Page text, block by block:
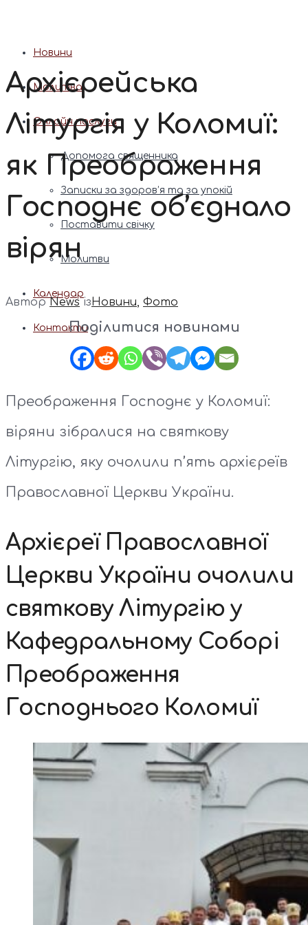
Новини
Молитва
Онлайн послуги
Допомога священника
Записки за здоров’я та за упокій
Поставити свічку
Молитви
Календар
Контакти
Архієрейська
Літургія у Коломиї:
як Преображення
Господнє об’єднало
вірян
АвторNews ізНовини, Фото
Поділитися новинами
Преображення Господнє у Коломиї:
віряни зібралися на святкову
Літургію, яку очолили п’ять архієреїв
Православної Церкви України.
Архієреї Православної
Церкви України очолили
святкову Літургію у
Кафедральному Соборі
Преображення
Господнього Коломиї